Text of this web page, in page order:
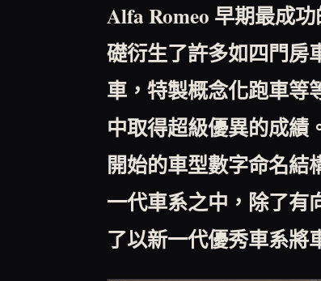
Alfa Romeo 早期最成
礎衍生了許多如四門房
車，特製概念化跑車等
中取得超級優異的成績
開始的車型數字命名結
一代車系之中，除了有
了以新一代優秀車系將